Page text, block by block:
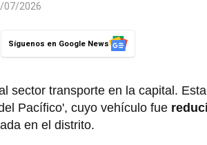
07/2026
Síguenos en Google News
sector transporte en la capital.
Pacífico', cuyo vehículo fue
en el distrito.